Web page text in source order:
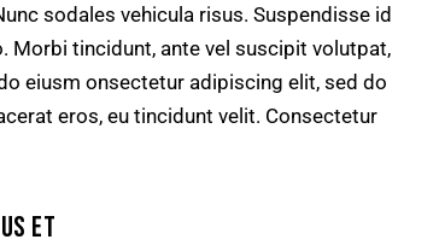
sodales vehicula risus. Suspendisse id
Morbi tincidunt, ante vel suscipit volutpat,
eiusm onsectetur adipiscing elit, sed do
eros, eu tincidunt velit. Consectetur
ET